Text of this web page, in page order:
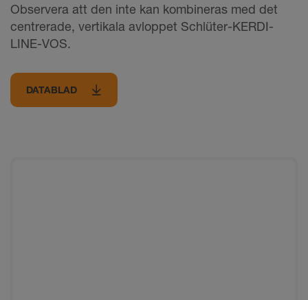
Observera att den inte kan kombineras med det
centrerade, vertikala avloppet Schlüter-KERDI-
LINE-VOS.
DATABLAD